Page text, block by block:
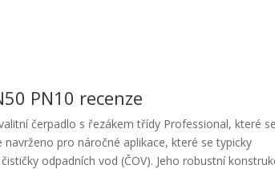
PN10 recenze
čerpadlo s řezákem třídy Professional, které se
pro náročné aplikace, které se typicky
odpadních vod (ČOV). Jeho robustní